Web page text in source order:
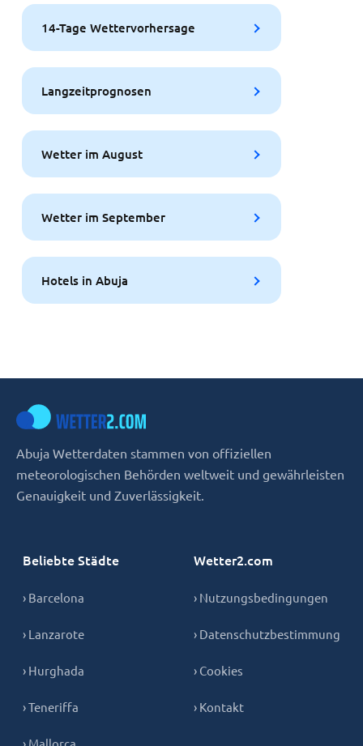
14-Tage Wettervorhersage
Langzeitprognosen
Wetter im August
Wetter im September
Hotels in Abuja
Abuja Wetterdaten stammen von offiziellen
meteorologischen Behörden weltweit und gewährleisten
Genauigkeit und Zuverlässigkeit.
Beliebte Städte
› Barcelona
› Lanzarote
› Hurghada
› Teneriffa
Wetter2.com
› Nutzungsbedingungen
› Datenschutzbestimmung
› Cookies
› Kontakt